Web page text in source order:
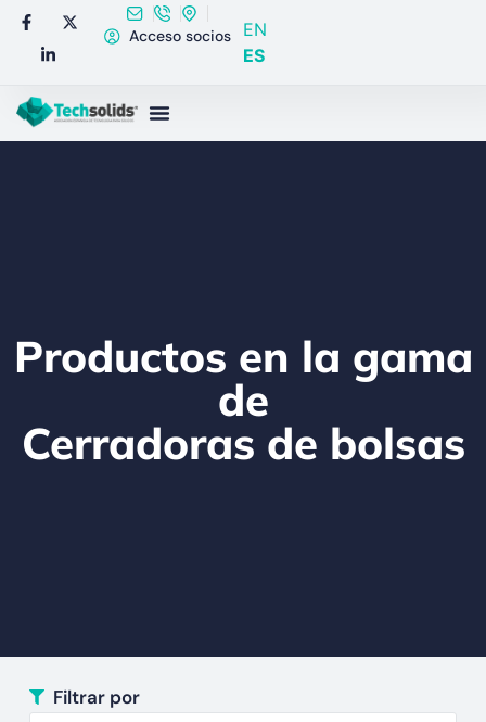
Acceso socios
EN
ES
Productos en la gama
de
Cerradoras de bolsas
Filtrar por